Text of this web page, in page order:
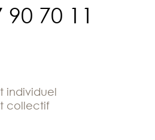
90 70 11
individuel
collectif